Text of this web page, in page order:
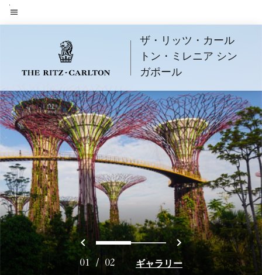
Skip
toメニューのテキスト
ザ・リッツ・カール
トン・ミレニア シン
ガポール
戻る0 1 次へ
01/ 02 ギャラリー